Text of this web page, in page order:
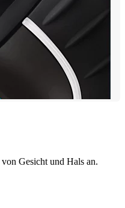
Gesicht und Hals an.